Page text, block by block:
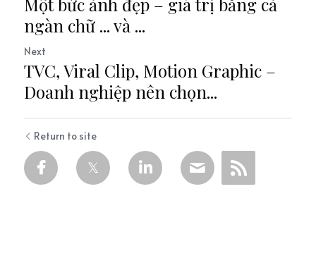
ngàn chữ ... và ...
Next
TVC, Viral Clip, Motion Graphic –
Doanh nghiệp nên chọn...
Return to site